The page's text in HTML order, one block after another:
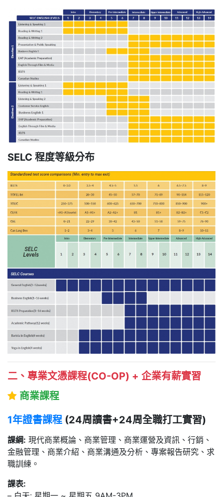
SELC 程度等級分布
二、專業文憑課程(CO-OP) + 企業有薪實習
商業課程
1年證書課程 (24周讀書+24周全職打工實習)
課綱: 現代商業概論、商業管理、商業運營及資訊、行銷、
金融管理、商業介紹、商業溝通及分析、專案報告研究、求
職訓練。
課表: